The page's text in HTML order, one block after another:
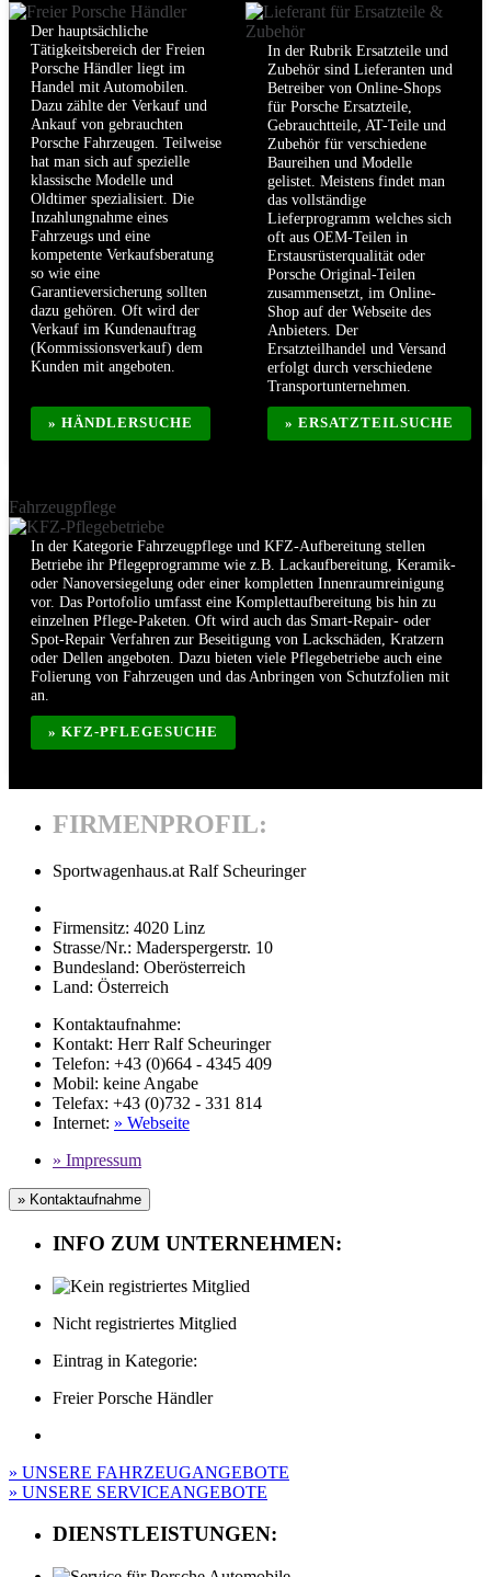
Der hauptsächliche
Tätigkeitsbereich der Freien
Porsche Händler liegt im
Handel mit Automobilen.
Dazu zählte der Verkauf und
Ankauf von gebrauchten
Porsche Fahrzeugen. Teilweise
hat man sich auf spezielle
klassische Modelle und
Oldtimer spezialisiert. Die
Inzahlungnahme eines
Fahrzeugs und eine
kompetente Verkaufsberatung
so wie eine
Garantieversicherung sollten
dazu gehören. Oft wird der
Verkauf im Kundenauftrag
(Kommissionsverkauf) dem
Kunden mit angeboten.
» HÄNDLERSUCHE
In der Rubrik Ersatzteile und
Zubehör sind Lieferanten und
Betreiber von Online-Shops
für Porsche Ersatzteile,
Gebrauchtteile, AT-Teile und
Zubehör für verschiedene
Baureihen und Modelle
gelistet. Meistens findet man
das vollständige
Lieferprogramm welches sich
oft aus OEM-Teilen in
Erstausrüsterqualität oder
Porsche Original-Teilen
zusammensetzt, im Online-
Shop auf der Webseite des
Anbieters. Der
Ersatzteilhandel und Versand
erfolgt durch verschiedene
Transportunternehmen.
» ERSATZTEILSUCHE
Fahrzeugpflege
In der Kategorie Fahrzeugpflege und KFZ-Aufbereitung stellen
Betriebe ihr Pflegeprogramme wie z.B. Lackaufbereitung, Keramik-
oder Nanoversiegelung oder einer kompletten Innenraumreinigung
vor. Das Portofolio umfasst eine Komplettaufbereitung bis hin zu
einzelnen Pflege-Paketen. Oft wird auch das Smart-Repair- oder
Spot-Repair Verfahren zur Beseitigung von Lackschäden, Kratzern
oder Dellen angeboten. Dazu bieten viele Pflegebetriebe auch eine
Folierung von Fahrzeugen und das Anbringen von Schutzfolien mit
an.
» KFZ-PFLEGESUCHE
FIRMENPROFIL:
Sportwagenhaus.at Ralf Scheuringer
Firmensitz: 4020 Linz
Strasse/Nr.: Maderspergerstr. 10
Bundesland: Oberösterreich
Land: Österreich
Kontaktaufnahme:
Kontakt: Herr Ralf Scheuringer
Telefon: +43 (0)664 - 4345 409
Mobil: keine Angabe
Telefax: +43 (0)732 - 331 814
Internet: » Webseite
» Impressum
» Kontaktaufnahme
INFO ZUM UNTERNEHMEN:
Nicht registriertes Mitglied
Eintrag in Kategorie:
Freier Porsche Händler
» UNSERE FAHRZEUGANGEBOTE
» UNSERE SERVICEANGEBOTE
DIENSTLEISTUNGEN: